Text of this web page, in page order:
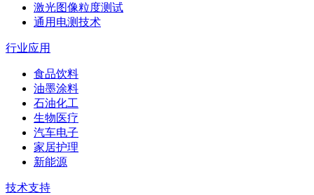
激光图像粒度测试
通用电测技术
行业应用
食品饮料
油墨涂料
石油化工
生物医疗
汽车电子
家居护理
新能源
技术支持